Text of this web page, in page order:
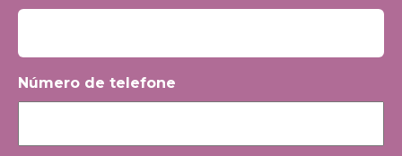
Número de telefone